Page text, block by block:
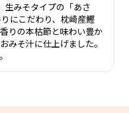
生みそタイプの「あさ
にこだわり、枕崎産鰹
りの本枯節と味わい豊か
みそ汁に仕上げました。